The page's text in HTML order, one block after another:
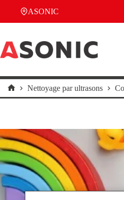
contenu
ASONIC
Accueil
Nettoyage par ultrasons